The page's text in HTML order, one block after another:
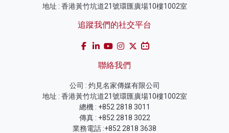
地址 : 香港黃竹坑道21號環匯廣場10樓1002室
追蹤我們的社交平台
聯絡我們
公司 : 灼見名家傳媒有限公司
地址 : 香港黃竹坑道21號環匯廣場10樓1002室
總機 : +852 2818 3011
傳真 : +852 2818 3022
業務電話 :+852 2818 3638